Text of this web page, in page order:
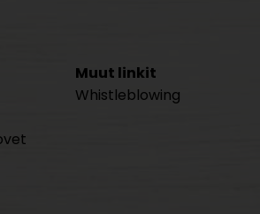
Muut linkit
Whistleblowing